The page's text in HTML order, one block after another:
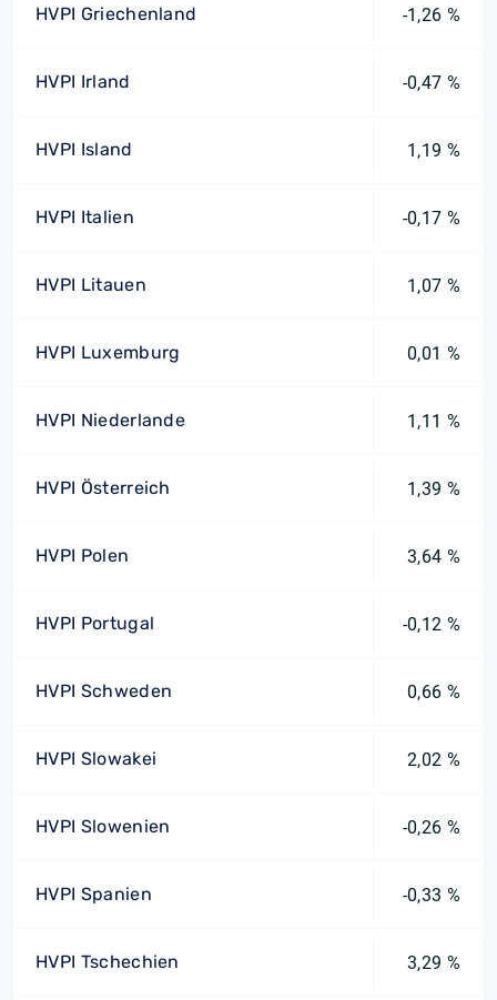
HVPI Griechenland -1,26 %
HVPI Irland -0,47 %
HVPI Island 1,19 %
HVPI Italien -0,17 %
HVPI Litauen 1,07 %
HVPI Luxemburg 0,01 %
HVPI Niederlande 1,11 %
HVPI Österreich 1,39 %
HVPI Polen 3,64 %
HVPI Portugal -0,12 %
HVPI Schweden 0,66 %
HVPI Slowakei 2,02 %
HVPI Slowenien -0,26 %
HVPI Spanien -0,33 %
HVPI Tschechien 3,29 %